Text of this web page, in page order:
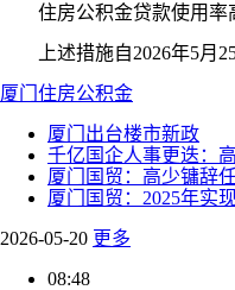
住房公积金贷款使用率高
上述措施自2026年5月25
厦门 住房公积金
厦门出台楼市新政
千亿国企人事更迭：
厦门国贸：高少镛辞
厦门国贸：2025年实
2026-05-20 更多
08:48